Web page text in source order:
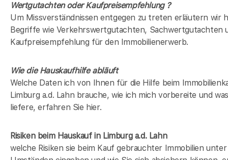
Wertgutachten oder Kaufpreisempfehlung ?
Um Missverständnissen entgegen zu treten erläutern wir
Begriffe wie Verkehrswertgutachten, Sachwertgutachten
Kaufpreisempfehlung für den Immobilienerwerb.
Wie die Hauskaufhilfe abläuft
Welche Daten ich von Ihnen für die Hilfe beim
Limburg a.d. Lahn brauche, wie ich mich vorbereite und
liefere, erfahren Sie hier.
Risiken beim Hauskaufin Limburg a.d. Lahn
welche Risiken sie beim Kauf gebrauchter Immobilien unter